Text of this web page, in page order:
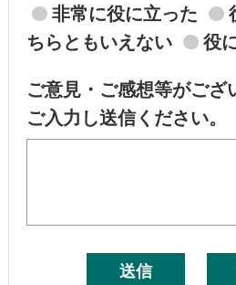
非常に役に立った
ちらともいえない
役
ご意見・ご感想等がござ
ご入力し送信ください。